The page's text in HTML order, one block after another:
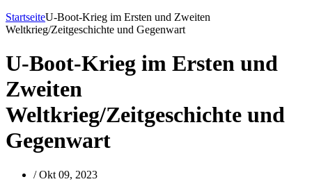
StartseiteU-Boot-Krieg im Ersten und Zweiten
Weltkrieg/Zeitgeschichte und Gegenwart
U-Boot-Krieg im Ersten und
Zweiten
Weltkrieg/Zeitgeschichte und
Gegenwart
/ Okt 09, 2023